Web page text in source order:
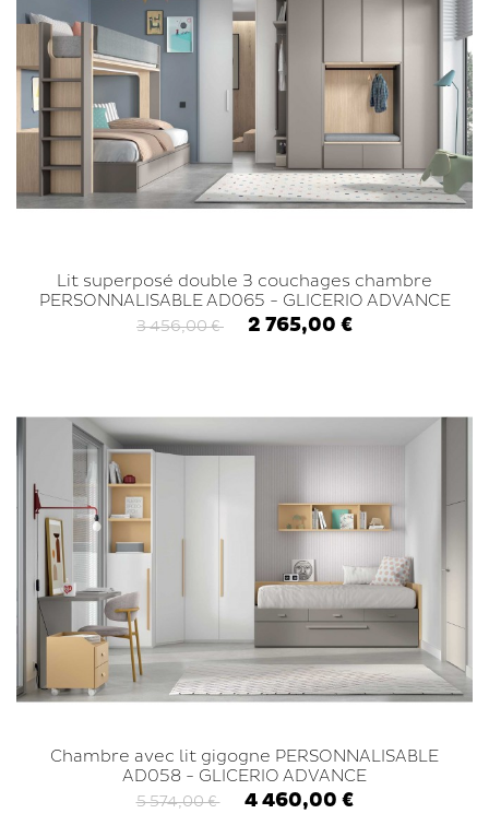
Lit superposé double 3 couchages chambre
PERSONNALISABLE AD065 - GLICERIO ADVANCE
3 456,00 € 2 765,00 €
Chambre avec lit gigogne PERSONNALISABLE
AD058 - GLICERIO ADVANCE
5 574,00 € 4 460,00 €